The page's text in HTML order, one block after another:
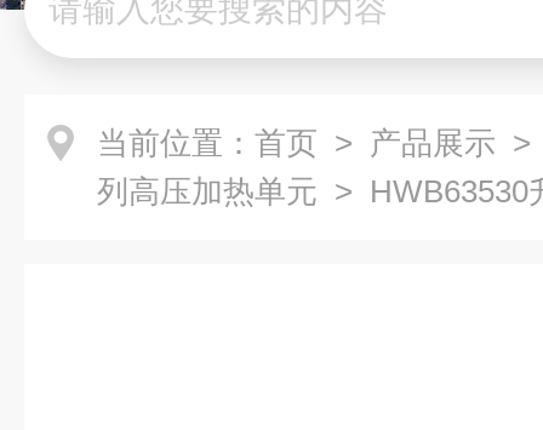
当前位置： 首页 > 产品展示
列高压加热单元 > HWB63530